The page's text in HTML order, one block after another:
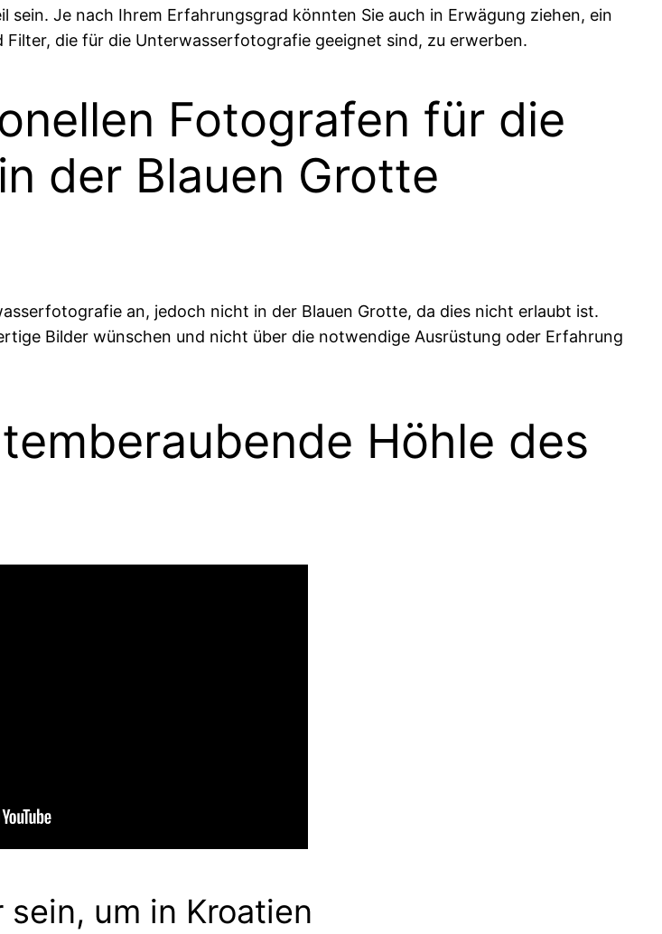
Je nach Ihrem Erfahrungsgrad könnten Sie auch in Erwägung ziehen, ein
die für die Unterwasserfotografie geeignet sind, zu erwerben.
Fotografen für die
der Blauen Grotte
an, jedoch nicht in der Blauen Grotte, da dies nicht erlaubt ist.
Bilder wünschen und nicht über die notwendige Ausrüstung oder Erfahrung
Höhle des
um in Kroatien